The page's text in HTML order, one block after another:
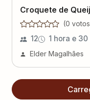
Croquete de
(0 votos
12 1 hora e
Elder Magalhães